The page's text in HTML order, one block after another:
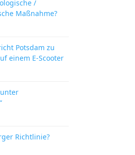
/
Maßnahme?
Potsdam zu
einem E-Scooter
Richtlinie?